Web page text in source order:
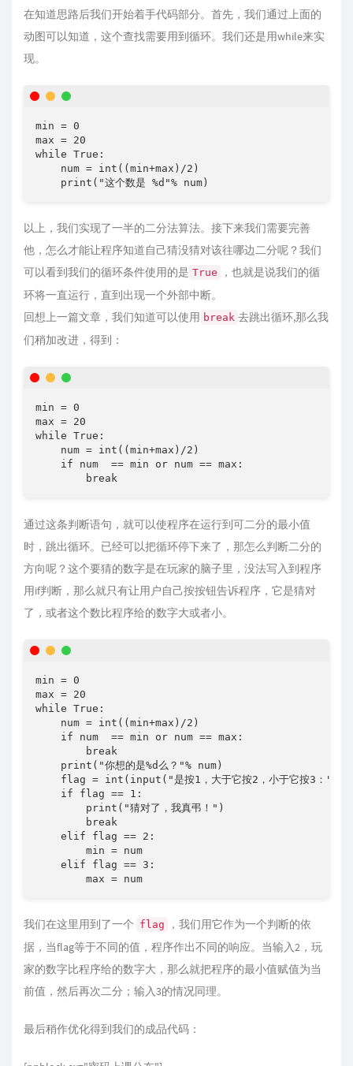
在知道思路后我们开始着手代码部分。首先，我们通过上面的
动图可以知道，这个查找需要用到循环。我们还是用while来实
现。
min = 0
max = 20
while True:
    num = int((min+max)/2)
    print("这个数是 %d"% num)
以上，我们实现了一半的二分法算法。接下来我们需要完善
他，怎么才能让程序知道自己猜没猜对该往哪边二分呢？我们
可以看到我们的循环条件使用的是 True
，也就是说我们的循
环将一直运行，直到出现一个外部中断。
回想上一篇文章，我们知道可以使用 break 去跳出循环,那么我
们稍加改进，得到：
min = 0
max = 20
while True:
    num = int((min+max)/2)
    if num  == min or num == max:
        break
通过这条判断语句，就可以使程序在运行到可二分的最小值
时，跳出循环。已经可以把循环停下来了，那怎么判断二分的
方向呢？这个要猜的数字是在玩家的脑子里，没法写入到程序
用if判断，那么就只有让用户自己按按钮告诉程序，它是猜对
了，或者这个数比程序给的数字大或者小。
min = 0
max = 20
while True:
    num = int((min+max)/2)
    if num  == min or num == max:
        break
    print("你想的是%d么？"% num)
    flag = int(input("是按1，大于它按2，小于它按3："))
    if flag == 1:
        print("猜对了，我真弔！")
        break
    elif flag == 2:
        min = num
    elif flag == 3:
        max = num
我们在这里用到了一个 flag
，我们用它作为一个判断的依
据，当flag等于不同的值，程序作出不同的响应。当输入2，玩
家的数字比程序给的数字大，那么就把程序的最小值赋值为当
前值，然后再次二分；输入3的情况同理。
最后稍作优化得到我们的成品代码：